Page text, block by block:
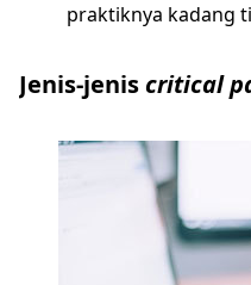
praktiknya kadang
Jenis-jenis critical